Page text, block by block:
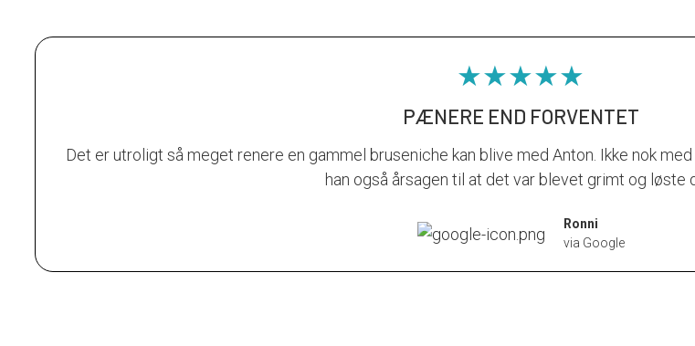
★★★★★
PÆNERE END FORVENTET
Det er utroligt så meget renere en gammel bruseniche kan blive med Anton. Ikke nok
han også årsagen til at det var blevet grimt og løste
Ronni
via Google